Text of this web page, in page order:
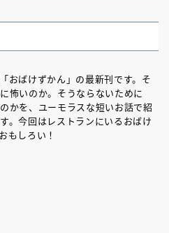
おばけずかん」の最新刊です。そ
怖いのか。そうならないために
かを、ユーモラスな短いお話で紹
。今回はレストランにいるおばけ
もしろい！